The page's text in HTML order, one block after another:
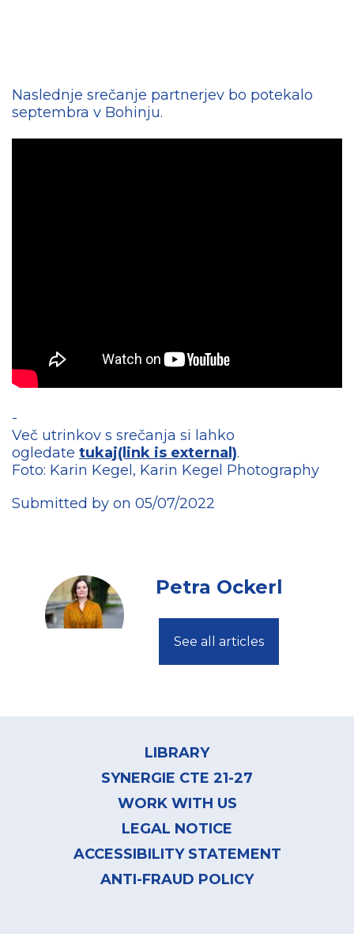
Naslednje srečanje partnerjev bo potekalo
septembra v Bohinju.
-
Več utrinkov s srečanja si lahko
ogledate tukaj(link is external).
Foto: Karin Kegel, Karin Kegel Photography
Submitted by on 05/07/2022
Petra Ockerl
See all articles
LIBRARY
SYNERGIE CTE 21-27
WORK WITH US
LEGAL NOTICE
ACCESSIBILITY STATEMENT
ANTI-FRAUD POLICY